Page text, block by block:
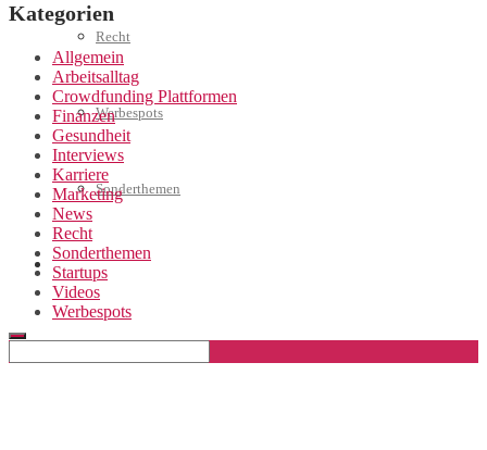
Recht
Werbespots
Sonderthemen
Geschäftskonto eröffnen
Kategorien
Allgemein
Arbeitsalltag
Crowdfunding Plattformen
Finanzen
Gesundheit
Interviews
Karriere
Marketing
News
Recht
Sonderthemen
Startups
Videos
Werbespots